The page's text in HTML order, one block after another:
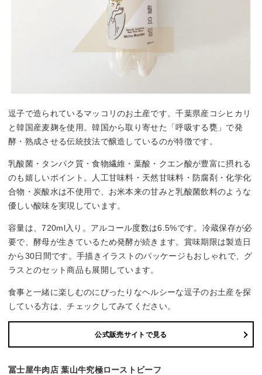
逗子で造られているマッコリのお土産です。千葉県産コシヒカリ
と韓国産麦麹を使用。韓国から取り寄せた「呼吸する甕」で発
酵・熟成させる伝統技法で醸造しているのが特徴です。
乳酸菌・タンパク質・食物繊維・葉酸・クエン酸が豊富に摂れる
のも嬉しいポイント。人工甘味料・天然甘味料・防腐剤・化学化
合物・炭酸水は不使用で、お米本来の甘みと乳酸菌飲料のような
優しい酸味を実現しています。
容量は、720ml入り。アルコール度数は6.5%です。冷蔵保存が必
要で、酵母が生きているため発酵が続きます。賞味期限は製造日
から30日間です。手描きイラストのパッケージもおしゃれで、グ
ラスとのセット商品も展開しています。
食事と一緒に楽しむのにぴったりなヘルシーな逗子のお土産を探
している方は、チェックしてみてください。
公式販売サイトで見る
冨士屋牛肉店 葉山牛究極ローストビーフ